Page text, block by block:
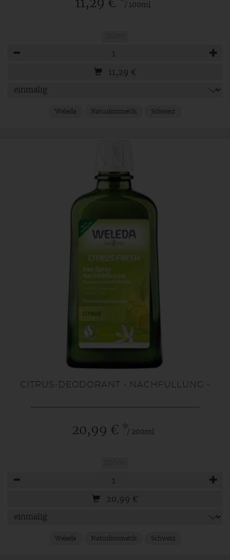
11,29 € / 100ml
11,29 €
Weleda Naturkosmetik Schweiz
CITRUS-DEODORANT - NACHFÜLLUNG -
20,99 € */ 200ml
20,99 €
Weleda Naturkosmetik Schweiz